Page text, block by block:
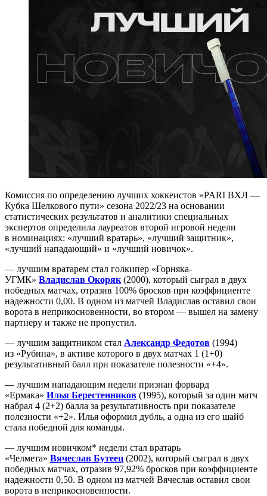
Комиссия по определению лучших хоккеистов «PARI ВХЛ —
Кубка Шелкового пути» сезона 2022/23 на основании
статистических результатов и аналитики специальных
экспертов определила лауреатов второй игровой недели
в номинациях: «лучший вратарь», «лучший защитник»,
«лучший нападающий» и «лучший новичок».
— лучшим вратарем стал голкипер «Горняка-
УГМК» Владислав Окоряк (2000), который сыграл в двух
победных матчах, отразив 100% бросков при коэффициенте
надежности 0,00. В одном из матчей Владислав оставил свои
ворота в неприкосновенности, во втором — вышел на замену
партнеру и также не пропустил.
— лучшим защитником стал Александр Федотов (1994)
из «Рубина», в активе которого в двух матчах 1 (1+0)
результативный балл при показателе полезности «+4».
— лучшим нападающим недели признан форвард
«Ермака» Илья Берестенников (1995), который за один матч
набрал 4 (2+2) балла за результативность при показателе
полезности «+2». Илья оформил дубль, а одна из его шайб
стала победной для команды.
— лучшим новичком* недели стал вратарь
«Челмета» Вячеслав Бутеец (2002), который сыграл в двух
победных матчах, отразив 97,92% бросков при коэффициенте
надежности 0,50. В одном из матчей Вячеслав оставил свои
ворота в неприкосновенности.